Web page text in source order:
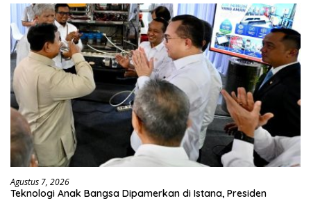
Agustus 7, 2026
Teknologi Anak Bangsa Dipamerkan di Istana, Presiden